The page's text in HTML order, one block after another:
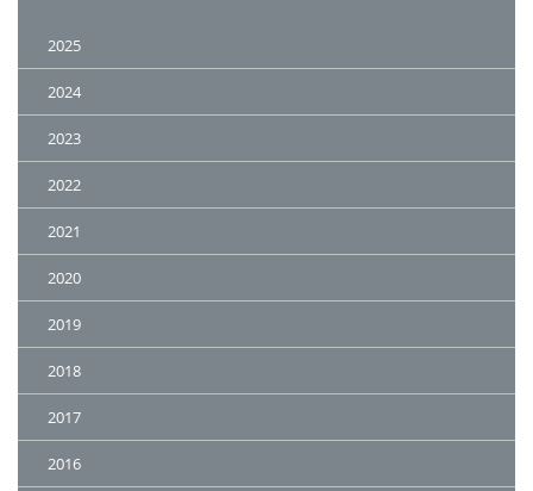
2025
2024
2023
2022
2021
2020
2019
2018
2017
2016